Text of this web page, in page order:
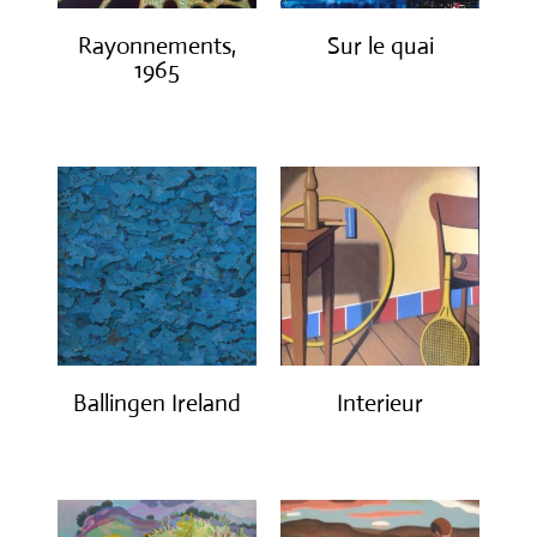
Rayonnements,
1965
Sur le quai
Ballingen Ireland Interieur